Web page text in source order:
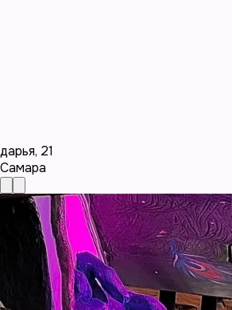
дарья, 21
Самара